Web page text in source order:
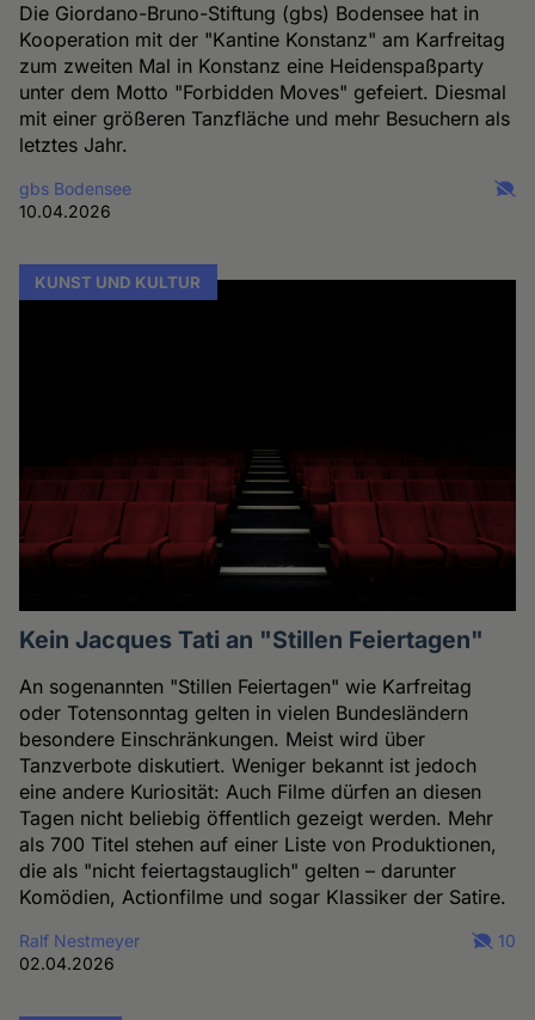
Die Giordano-Bruno-Stiftung (gbs) Bodensee hat in
Kooperation mit der "Kantine Konstanz" am Karfreitag
zum zweiten Mal in Konstanz eine Heidenspaßparty
unter dem Motto "Forbidden Moves" gefeiert. Diesmal
mit einer größeren Tanzfläche und mehr Besuchern als
letztes Jahr.
gbs Bodensee
10.04.2026
KUNST UND KULTUR
Kein Jacques Tati an "Stillen Feiertagen"
An sogenannten "Stillen Feiertagen" wie Karfreitag
oder Totensonntag gelten in vielen Bundesländern
besondere Einschränkungen. Meist wird über
Tanzverbote diskutiert. Weniger bekannt ist jedoch
eine andere Kuriosität: Auch Filme dürfen an diesen
Tagen nicht beliebig öffentlich gezeigt werden. Mehr
als 700 Titel stehen auf einer Liste von Produktionen,
die als "nicht feiertagstauglich" gelten – darunter
Komödien, Actionfilme und sogar Klassiker der Satire.
Ralf Nestmeyer
02.04.2026
10